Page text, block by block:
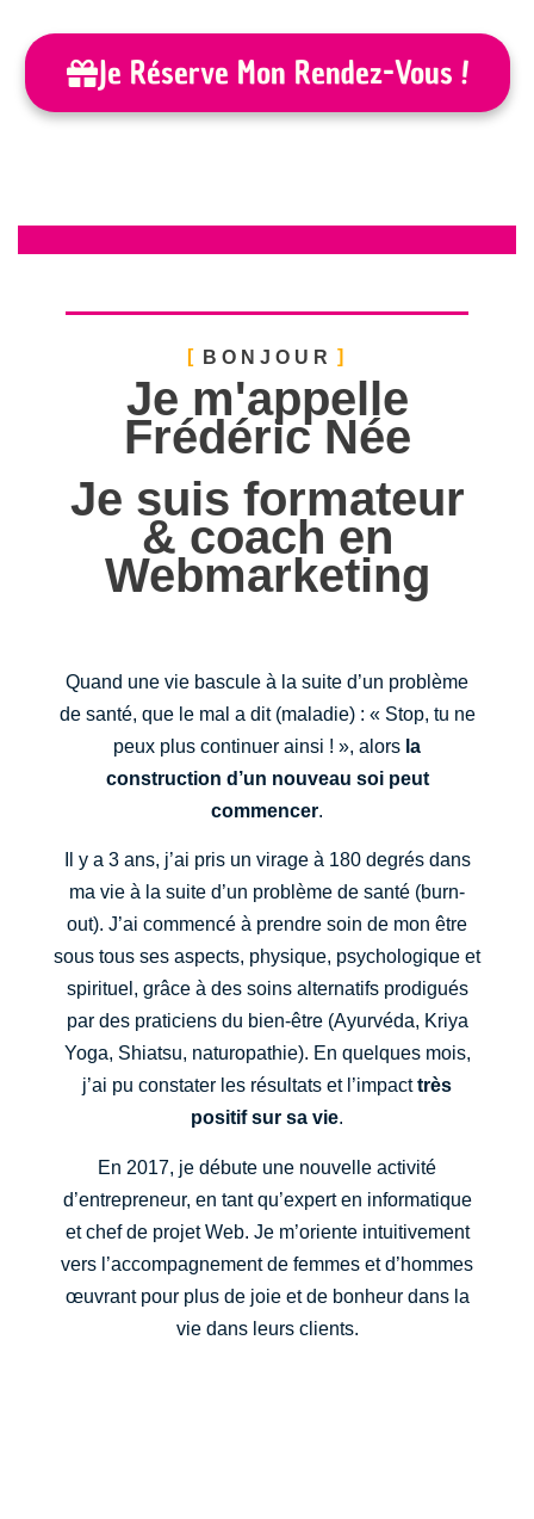
Je Réserve Mon Rendez-Vous !
BONJOUR
Je m'appelle
Frédéric Née
Je suis formateur
& coach en
Webmarketing
Quand une vie bascule à la suite d’un problème
de santé, que le mal a dit (maladie) : « Stop, tu ne
peux plus continuer ainsi ! », alors la
construction d’un nouveau soi peut
commencer.
Il y a 3 ans, j’ai pris un virage à 180 degrés dans
ma vie à la suite d’un problème de santé (burn-
out). J’ai commencé à prendre soin de mon être
sous tous ses aspects, physique, psychologique et
spirituel, grâce à des soins alternatifs prodigués
par des praticiens du bien-être (Ayurvéda, Kriya
Yoga, Shiatsu, naturopathie). En quelques mois,
j’ai pu constater les résultats et l’impacttrès
positif sur sa vie.
En 2017, je débute une nouvelle activité
d’entrepreneur, en tant qu’expert en informatique
et chef de projet Web. Je m’oriente intuitivement
vers l’accompagnement de femmes et d’hommes
œuvrant pour plus de joie et de bonheur dans la
vie dans leurs clients.